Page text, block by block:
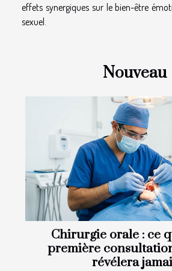
effets synergiques sur le bien-être
sexuel.
Nouveau
Chirurgie orale : ce
première
révélera